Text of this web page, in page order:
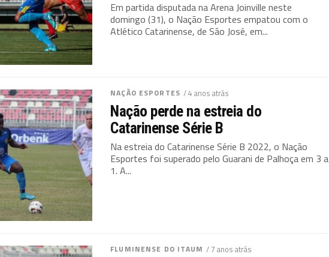
Em partida disputada na Arena Joinville neste
domingo (31), o Nação Esportes empatou com o
Atlético Catarinense, de São José, em...
NAÇÃO ESPORTES / 4 anos atrás
Nação perde na estreia do
Catarinense Série B
Na estreia do Catarinense Série B 2022, o Nação
Esportes foi superado pelo Guarani de Palhoça em 3 a
1. A...
FLUMINENSE DO ITAUM / 7 anos atrás